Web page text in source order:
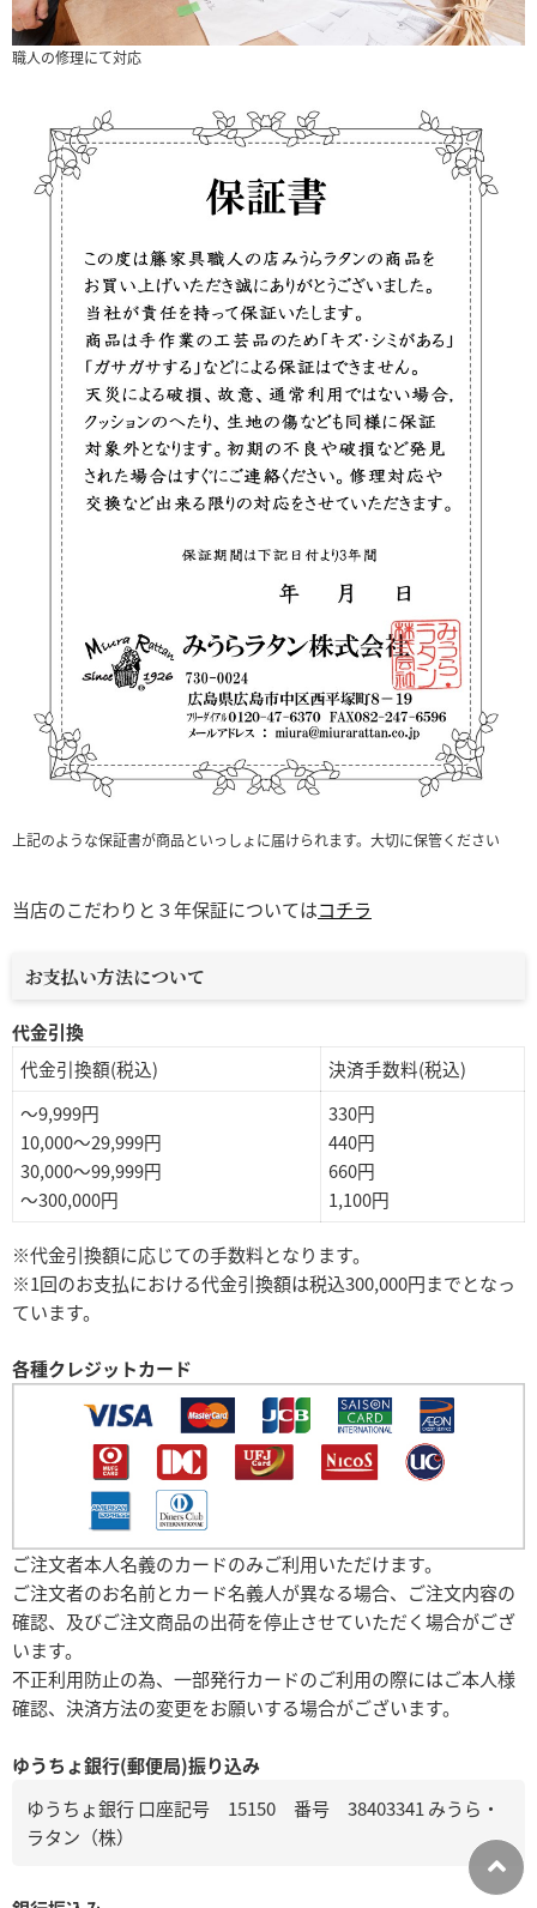
職人の修理にて対応
上記のような保証書が商品といっしょに届けられます。大切に保管ください
当店のこだわりと３年保証についてはコチラ
お支払い方法について
代金引換
代金引換額(税込)
決済手数料(税込)
～9,999円
10,000～29,999円
30,000～99,999円
～300,000円
330円
440円
660円
1,100円
※代金引換額に応じての手数料となります。
※1回のお支払における代金引換額は税込300,000円までとなっ
ています。
各種クレジットカード
ご注文者本人名義のカードのみご利用いただけます。
ご注文者のお名前とカード名義人が異なる場合、ご注文内容の
確認、及びご注文商品の出荷を停止させていただく場合がござ
います。
不正利用防止の為、一部発行カードのご利用の際にはご本人様
確認、決済方法の変更をお願いする場合がございます。
ゆうちょ銀行(郵便局)振り込み
ゆうちょ銀行 口座記号 15150 番号 38403341 みうら・
ラタン（株）